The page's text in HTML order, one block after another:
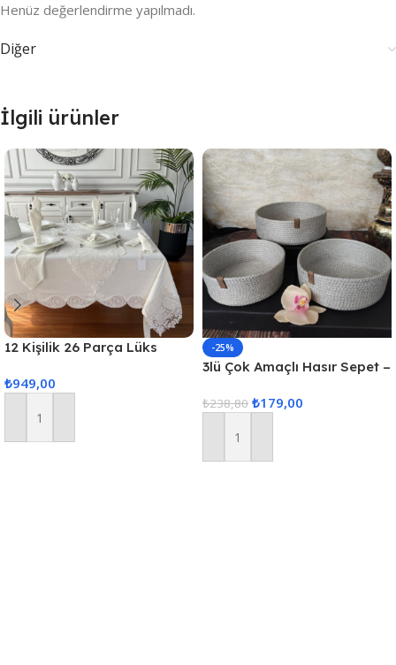
Henüz değerlendirme yapılmadı.
Diğer
İlgili ürünler
12 Kişilik 26 Parça Lüks
Masa Örtüsü Seti
₺949,00
Sepete Ekle
-25%
3lü Çok Amaçlı Hasır Sepet –
₺238,80 ₺179,00
Sepete Ekle